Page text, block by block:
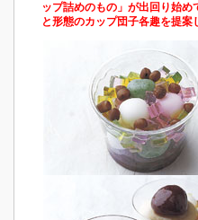
ップ詰めのもの」が出回り始
と形態のカップ団子各趣を提案